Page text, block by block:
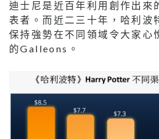
迪士尼是近百年利用創作出來
表者。而近二三十年，哈利波
保持強勢在不同領域令大家心
的Galleons。